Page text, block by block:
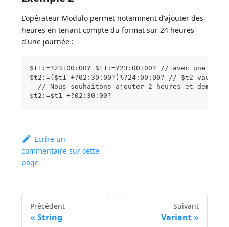
L'opérateur Modulo permet notamment d'ajouter des
heures en tenant compte du format sur 24 heures
d'une journée :
$t1:=?23:00:00? $t1:=?23:00:00? // avec une
$t2:=($t1 +?02:30:00?)%?24:00:00? // $t2 vaut
  // Nous souhaitons ajouter 2 heures et demi
$t2:=$t1 +?02:30:00?
Ecrire un
commentaire sur cette
page
Précédent
String
Suivant
Variant